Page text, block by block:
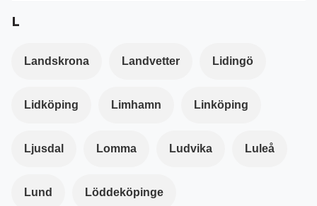
L
Landskrona Landvetter Lidingö
Lidköping Limhamn Linköping
Ljusdal Lomma Ludvika Luleå
Lund Löddeköpinge